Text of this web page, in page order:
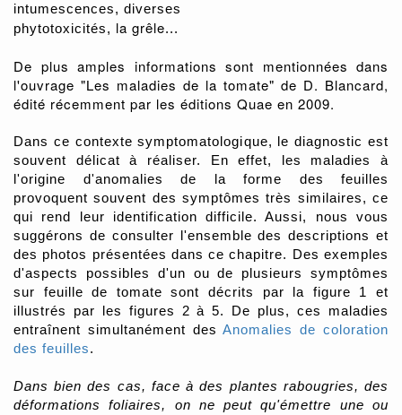
intumescences, diverses
phytotoxicités, la grêle...
De plus amples informations sont mentionnées dans
l'ouvrage "Les maladies de la tomate" de D. Blancard,
édité récemment par les éditions Quae en 2009.
Dans ce contexte symptomatologique, le diagnostic est
souvent délicat à réaliser. En effet, les maladies à
l'origine d'anomalies de la forme des feuilles
provoquent souvent des symptômes très similaires, ce
qui rend leur identification difficile. Aussi, nous vous
suggérons de consulter l'ensemble des descriptions et
des photos présentées dans ce chapitre. Des exemples
d'aspects possibles d'un ou de plusieurs symptômes
sur feuille de tomate sont décrits par la figure 1 et
illustrés par les figures 2 à 5.
De plus, ces maladies
entraînent simultanément desAnomalies de coloration
des feuilles.
Dans bien des cas, face à des plantes rabougries, des
déformations foliaires, on ne peut qu'émettre une ou